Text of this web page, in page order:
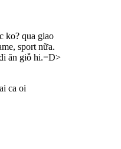
ko? qua giao
sport nữa.
ăn giỗ hi.=D>
ca oi